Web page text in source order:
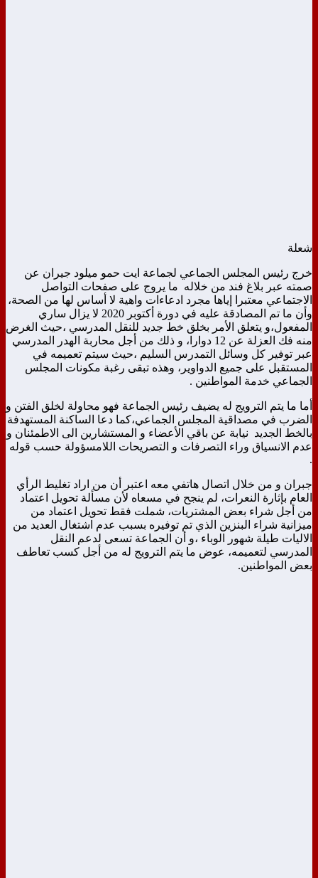
شعلة
خرج رئيس المجلس الجماعي لجماعة ايت حمو ميلود جيران عن
صمته عبر بلاغ فند من خلاله ما يروج على صفحات التواصل
الاجتماعي معتبرا إياها مجرد ادعاءات واهية لا أساس لها من الصحة،
وأن ما تم المصادقة عليه في دورة أكتوبر 2020 لا يزال ساري
المفعول،و يتعلق الأمر بخلق خط جديد للنقل المدرسي ،حيث الغرض
منه فك العزلة عن 12 دوارا، و ذلك من أجل محاربة الهدر المدرسي
عبر توفير كل وسائل التمدرس السليم ،حيث سيتم تعميمه في
المستقبل على جميع الدواوير، وهذه تبقى رغبة مكونات المجلس
الجماعي خدمة المواطنين .
أما ما يتم الترويج له يضيف رئيس الجماعة فهو محاولة لخلق الفتن و
الضرب في مصداقية المجلس الجماعي،كما دعا الساكنة المستهدفة
بالخط الجديد نيابة عن باقي الأعضاء و المستشارين الى الاطمئنان و
عدم الانسياق وراء التصرفات و التصريحات اللامسؤولة حسب قوله
.
جبران و من خلال اتصال هاتفي معه اعتبر أن من اراد تغليط الرأي
العام بإثارة النعرات، لم ينجح في مسعاه لأن مسألة تحويل اعتماد
من أجل شراء بعض المشتريات، شملت فقط تحويل اعتماد من
ميزانية شراء البنزين الذي تم توفيره بسبب عدم اشتغال العديد من
الاليات طيلة شهور الوباء ،و أن الجماعة تسعى لدعم النقل
المدرسي لتعميمه، عوض ما يتم الترويج له من أجل كسب تعاطف
بعض المواطنين.